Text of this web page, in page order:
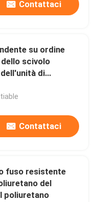
Contattaci
su ordine
scivolo
di
dei prodotti del
Contattaci
fuso resistente
del
poliuretano